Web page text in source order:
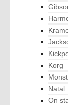
Korg
Natal
On